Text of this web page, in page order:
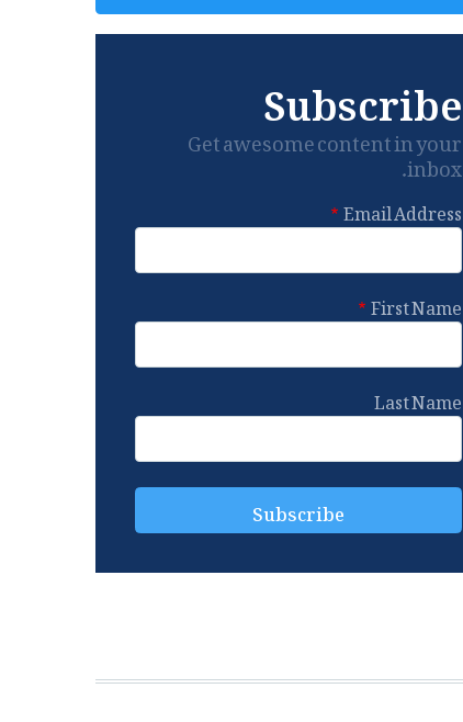
Subscribe
Get awesome content in your
inbox.
Email Address
First Name
Last Name